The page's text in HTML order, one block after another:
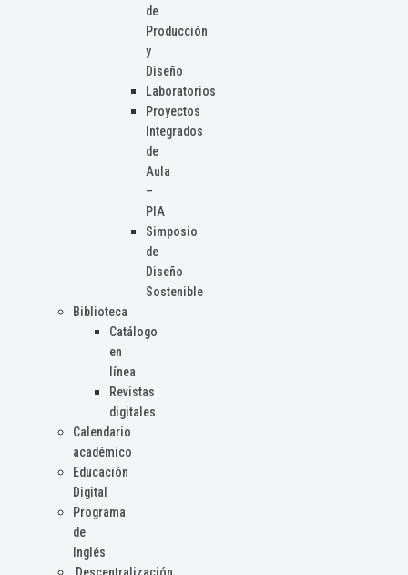
de
Producción
y
Diseño
Laboratorios
Proyectos
Integrados
de
Aula
–
PIA
Simposio
de
Diseño
Sostenible
Biblioteca
Catálogo
en
línea
Revistas
digitales
Calendario
académico
Educación
Digital
Programa
de
Inglés